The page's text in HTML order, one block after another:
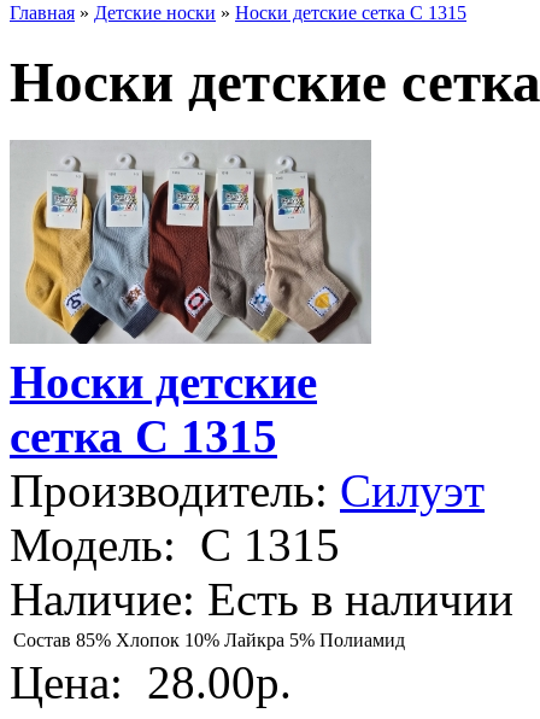
Главная » Детские носки » Носки детские сетка С 1315
Носки детские
Носки детские
сетка С 1315
Производитель: Силуэт
Модель: С 1315
Наличие: Есть в наличии
Состав 85% Хлопок 10% Лайкра 5% Полиамид
Цена: 28.00р.